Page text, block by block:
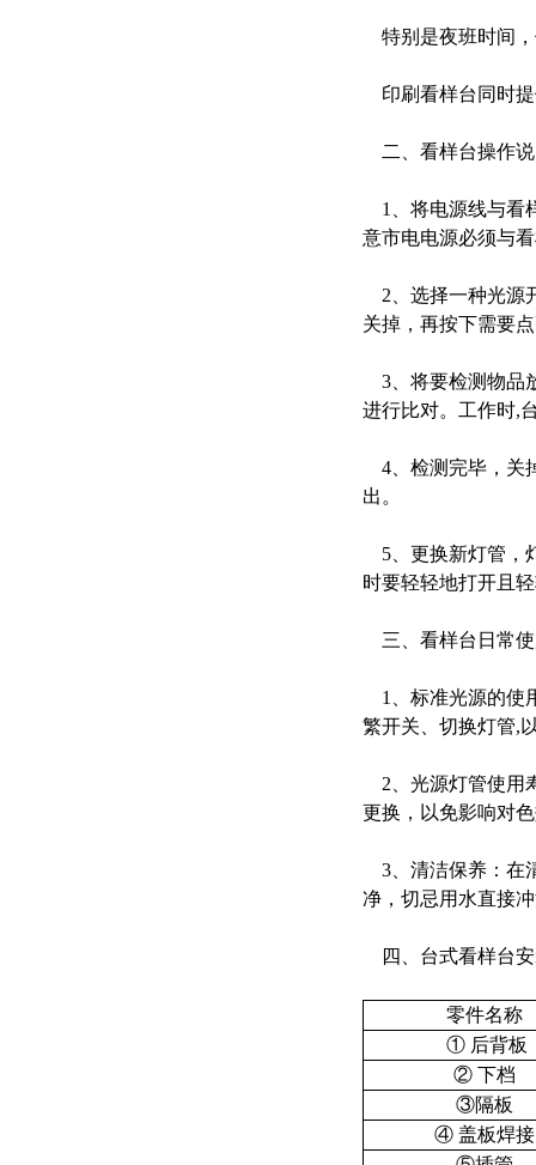
特别是夜班时间，
印刷看样台同时提
二、看样台操作
1、将电源线与看
意市电电源必须与
2、选择一种光源
关掉，再按下需要
3、将要检测物品
进行比对。工作时,
4、检测完毕，关
出。
5、更换新灯管，
时要轻轻地打开且
三、看样台日常
1、标准光源的使
繁开关、切换灯管,
2、光源灯管使用
更换，以免影响对
3、清洁保养：在
净，切忌用水直接
四、台式看样台
零件名称
① 后背板
② 下档
③隔板
④ 盖板焊接